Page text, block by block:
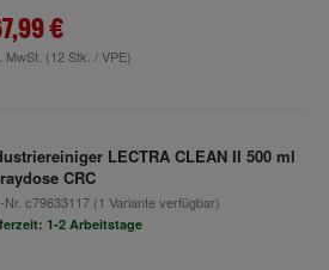
€
MwSt. (12 Stk. / VPE)
LECTRA CLEAN II 500 ml
CRC
Nr. c79633117(1 Variante verfügbar)
1-2 Arbeitstage